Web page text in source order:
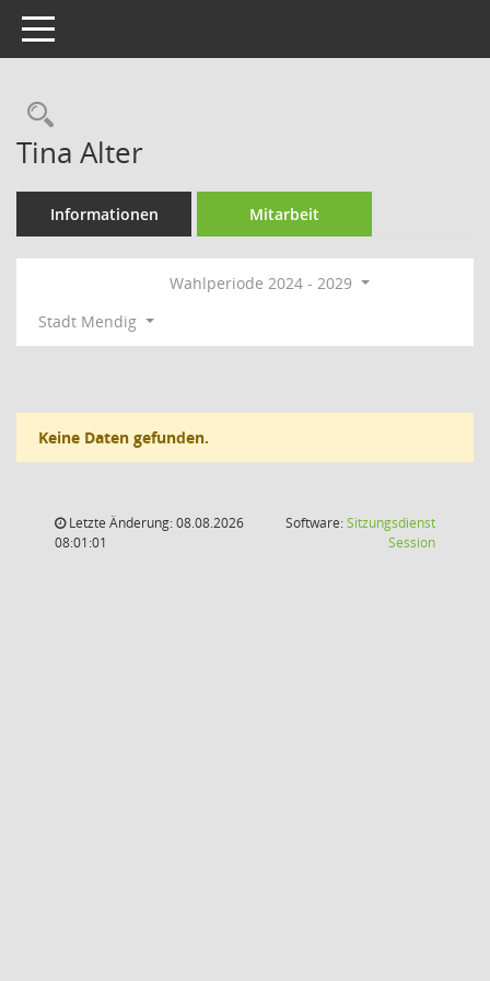
Toggle navigation
Rechercheauswahl
Tina Alter
Informationen Mitarbeit
Wahlperiode 2024 - 2029
Stadt Mendig
Keine Daten gefunden.
Letzte Änderung: 08.08.2026
08:01:01
Software:Sitzungsdienst
Session(Wird in